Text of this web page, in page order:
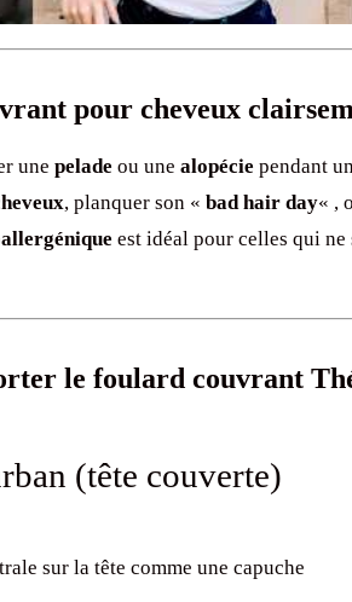
pour cheveux
une pelade ou une alopécie pendant un
, planquer son « bad hair day« ,
est idéal pour celles qui ne
le foulard couvrant
(tête couverte)
sur la tête comme une capuche